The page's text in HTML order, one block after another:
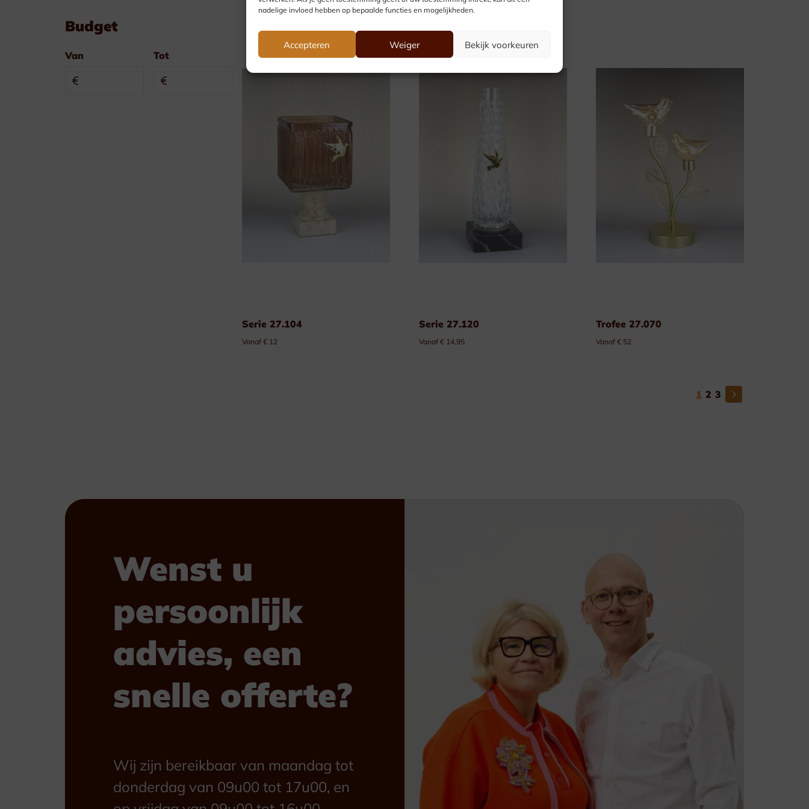
nadelige invloed hebben op bepaalde functies en mogelijkheden.
Accepteren Weiger Bekijk voorkeuren
Budget
Van Tot
Serie 27.104
Vanaf € 12
Serie 27.120
Vanaf € 14.95
Trofee 27.070
Vanaf € 52
1 2 3
Wenst u
persoonlijk
advies, een
snelle offerte?
Wij zijn bereikbaar van maandag tot
donderdag van 09u00 tot 17u00, en